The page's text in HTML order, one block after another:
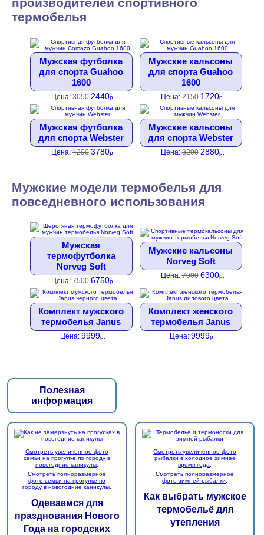
производителей спортивного
термобелья
Мужская футболка
для спорта Guahoo
1600
Цена:3050 2440р.
Мужские кальсоны
для спорта Guahoo
1600
Цена:2150 1720р.
Мужская футболка
для спорта Webster
Цена:4200 3780р.
Мужские кальсоны
для спорта Webster
Цена:3200 2880р.
Мужские модели термобелья для
повседневного использования
Мужская
термофутболка
Norveg Soft
Цена:7500 6750р.
Мужские кальсоны
Norveg Soft
Цена:7000 6300р.
Комплект мужского
термобелья Janus
Цена:9999р.
Комплект женского
термобелья Janus
Цена:9999р.
Полезная
информация
Смотреть увеличенное фото
семьи на прогулке по городу в
новогодние каникулы.
Смотреть полноразмерное
фото семьи на прогулке по
городу в новогодние каникулы.
Одеваемся для
празднования Нового
Года на городских
Смотреть увеличенное фото
рыбалки в холодное зимнее
время года.
Смотреть полноразмерное
фото зимней рыбалки.
Как выбрать мужское
термобельё для
утепления